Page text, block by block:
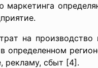
нa
вопределенном
реклaму, cбыт [4].